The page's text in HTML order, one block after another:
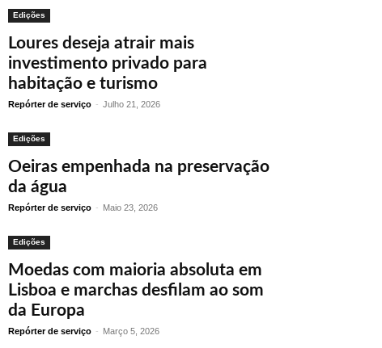
Edições
Loures deseja atrair mais
investimento privado para
habitação e turismo
Repórter de serviço - Julho 21, 2026
Edições
Oeiras empenhada na preservação
da água
Repórter de serviço - Maio 23, 2026
Edições
Moedas com maioria absoluta em
Lisboa e marchas desfilam ao som
da Europa
Repórter de serviço - Março 5, 2026